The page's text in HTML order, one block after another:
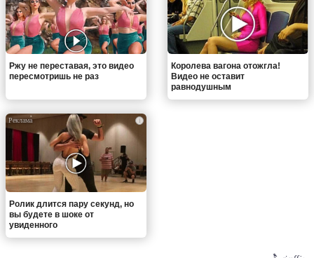
Ржу не переставая, это видео
пересмотришь не раз
Королева вагона отожгла!
Видео не оставит
равнодушным
i
Ролик длится пару секунд, но
вы будете в шоке от
увиденного